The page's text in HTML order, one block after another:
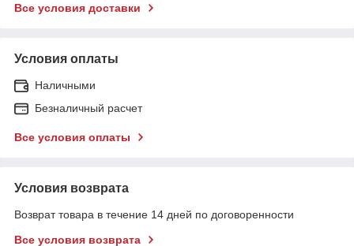
Все условия доставки
Условия оплаты
Наличными
Безналичный расчет
Все условия оплаты
Условия возврата
Возврат товара в течение 14 дней по договоренности
Все условия возврата